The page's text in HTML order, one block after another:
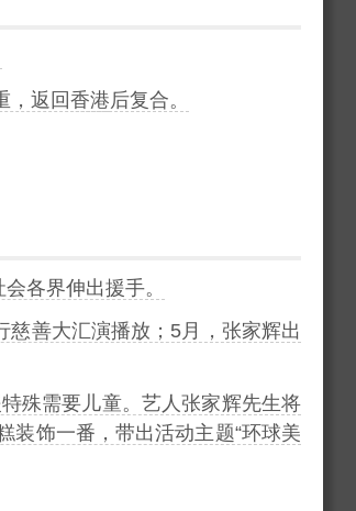
，返回香港后复合。
各界伸出援手。
善大汇演播放；5月，张家辉出
殊需要儿童。艺人张家辉先生将
装饰一番，带出活动主题“环球美